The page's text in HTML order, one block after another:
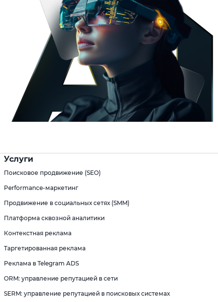
Услуги
Поисковое продвижение (SEO)
Performance-маркетинг
Продвижение в социальных сетях (SMM)
Платформа сквозной аналитики
Контекстная реклама
Таргетированная реклама
Реклама в Telegram ADS
ORM: управление репутацией в сети
SERM: управление репутацией в поисковых системах